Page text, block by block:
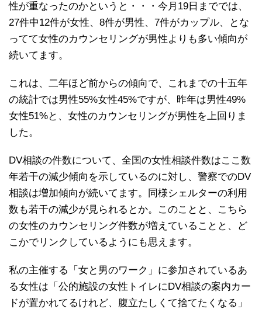
性が重なったのかというと・・・今月19日まででは、
27件中12件が女性、8件が男性、7件がカップル、とな
ってて女性のカウンセリングが男性よりも多い傾向が
続いてます。
これは、二年ほど前からの傾向で、これまでの十五年
の統計では男性55%女性45%ですが、昨年は男性49%
女性51%と、女性のカウンセリングが男性を上回りま
した。
DV相談の件数について、全国の女性相談件数はここ数
年若干の減少傾向を示しているのに対し、警察でのDV
相談は増加傾向が続いてます。同様シェルターの利用
数も若干の減少が見られるとか。このことと、こちら
の女性のカウンセリング件数が増えていることと、ど
こかでリンクしているようにも思えます。
私の主催する「女と男のワーク」に参加されているあ
る女性は「公的施設の女性トイレにDV相談の案内カー
ドが置かれてるけれど、腹立たしくて捨てたくなる」